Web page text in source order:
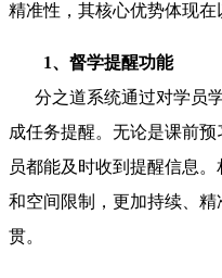
精准性，其核心优势体现在
1、督学提醒功能
分之道系统通过对学员
成任务提醒。无论是课前
员都能及时收到提醒信息
和空间限制，更加持续、
贯。